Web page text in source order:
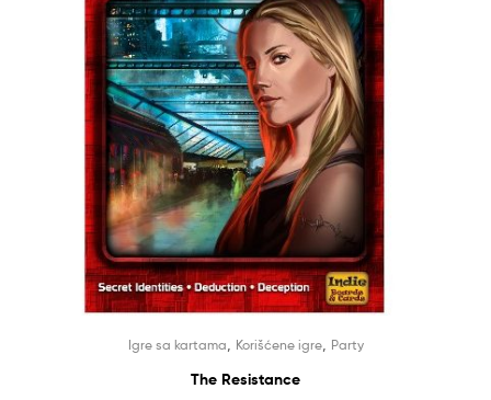
Igre sa kartama Korišćene igre, Party
The Resistance